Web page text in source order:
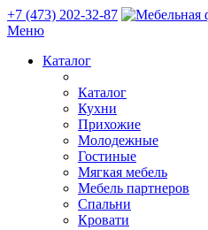
+7 (473) 202-32-87
Меню
Каталог
Каталог
Кухни
Прихожие
Молодежные
Гостиные
Мягкая мебель
Мебель партнеров
Спальни
Кровати